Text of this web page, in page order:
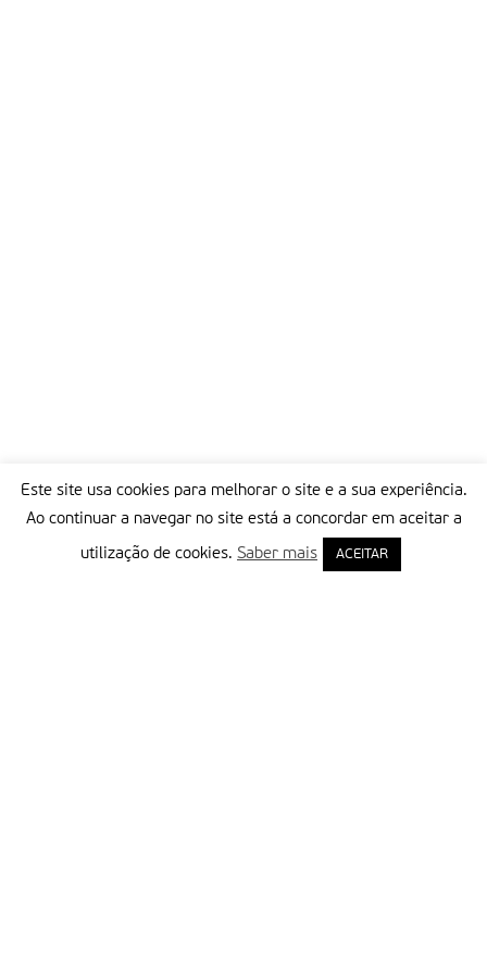
Este site usa cookies para melhorar o site e a sua experiência.
Ao continuar a navegar no site está a concordar em aceitar a
utilização de cookies. Saber mais ACEITAR